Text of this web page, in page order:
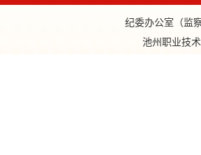
纪委办公室（监
池州职业技